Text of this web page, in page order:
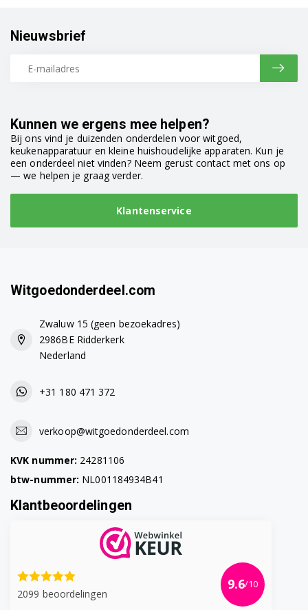
Kunnen we ergens mee helpen?
Bij ons vind je duizenden onderdelen voor witgoed,
keukenapparatuur en kleine huishoudelijke apparaten. Kun je
een onderdeel niet vinden? Neem gerust contact met ons op
— we helpen je graag verder.
Klantenservice
Nieuwsbrief
Witgoedonderdeel.com
Zwaluw 15 (geen bezoekadres)
2986BE Ridderkerk
Nederland
+31 180 471 372
verkoop@witgoedonderdeel.com
KVK nummer: 24281106
btw-nummer: NL001184934B41
Klantbeoordelingen
2099 beoordelingen
9.6/10